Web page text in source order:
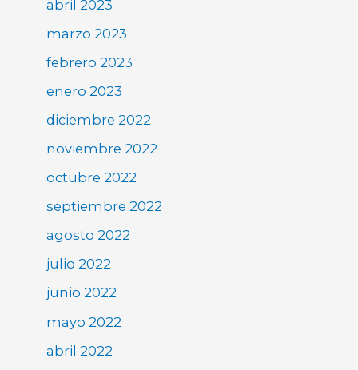
abril 2023
marzo 2023
febrero 2023
enero 2023
diciembre 2022
noviembre 2022
octubre 2022
septiembre 2022
agosto 2022
julio 2022
junio 2022
mayo 2022
abril 2022